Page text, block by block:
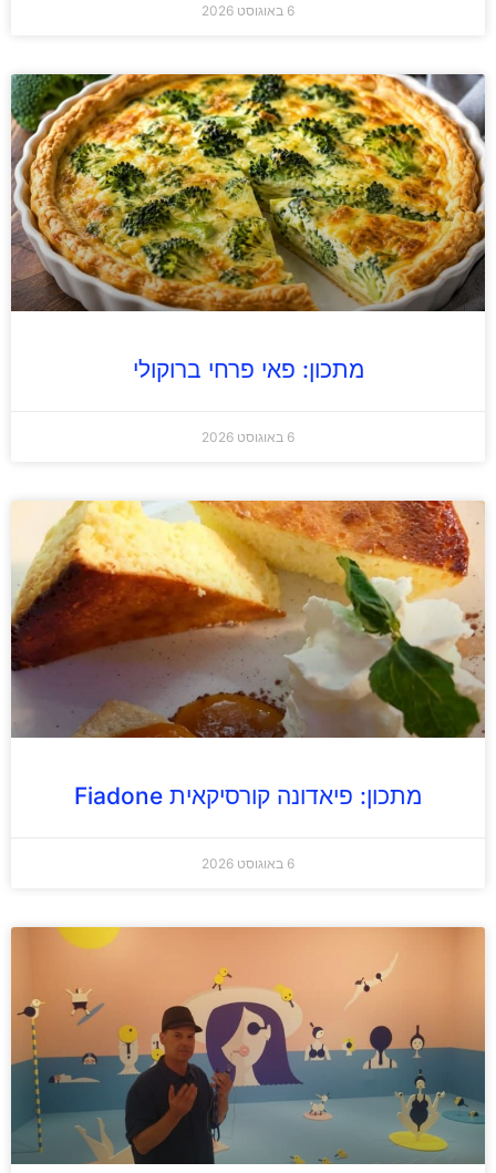
6 באוגוסט 2026
מתכון: פאי פרחי ברוקולי
6 באוגוסט 2026
מתכון: פיאדונה קורסיקאית Fiadone
6 באוגוסט 2026